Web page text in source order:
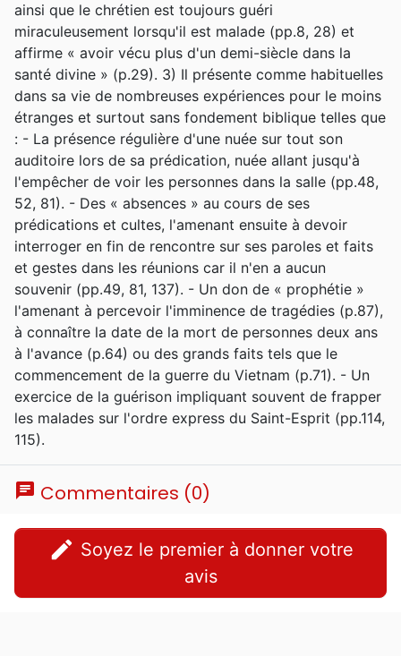
ainsi que le chrétien est toujours guéri
miraculeusement lorsqu'il est malade (pp.8, 28) et
affirme « avoir vécu plus d'un demi-siècle dans la
santé divine » (p.29). 3) Il présente comme habituelles
dans sa vie de nombreuses expériences pour le moins
étranges et surtout sans fondement biblique telles que
: - La présence régulière d'une nuée sur tout son
auditoire lors de sa prédication, nuée allant jusqu'à
l'empêcher de voir les personnes dans la salle (pp.48,
52, 81). - Des « absences » au cours de ses
prédications et cultes, l'amenant ensuite à devoir
interroger en fin de rencontre sur ses paroles et faits
et gestes dans les réunions car il n'en a aucun
souvenir (pp.49, 81, 137). - Un don de « prophétie »
l'amenant à percevoir l'imminence de tragédies (p.87),
à connaître la date de la mort de personnes deux ans
à l'avance (p.64) ou des grands faits tels que le
commencement de la guerre du Vietnam (p.71). - Un
exercice de la guérison impliquant souvent de frapper
les malades sur l'ordre express du Saint-Esprit (pp.114,
115).
chat Commentaires (0)
edit
avis